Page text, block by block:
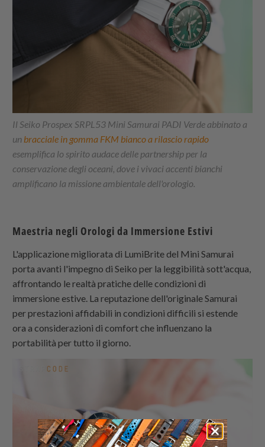
Il Seiko Prospex SRPL53 Mini Samurai PADI Verde abbinato a
un bracciale in gomma FKM bianco a rilascio rapido
esemplifica lo spirito audace delle partnership per la
conservazione degli oceani, dove i vivaci accenti bianchi
amplificano la missione ambientale dell'orologio.
Maestria negli Orologi da Immersione Estivi
L'applicazione migliorata di LumiBrite del Mini Samurai
porta avanti l'impegno di Seiko per la leggibilità sott'acqua,
affrontando le realtà pratiche delle condizioni di
immersione estive. La reputazione dell'originale Samurai
per prestazioni affidabili in condizioni difficili si estende
ora a considerazioni di comfort che influenzano la
portabilità per tutto il giorno.